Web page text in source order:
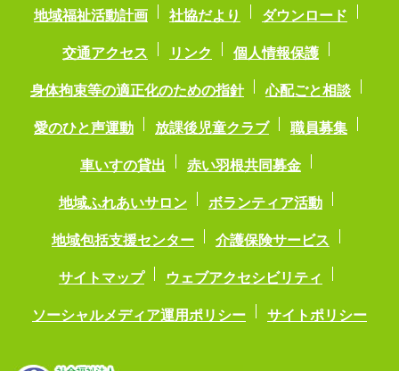
地域福祉活動計画 社協だより ダウンロード
交通アクセス リンク 個人情報保護
身体拘束等の適正化のための指針 心配ごと相談
愛のひと声運動 放課後児童クラブ 職員募集
車いすの貸出 赤い羽根共同募金
地域ふれあいサロン ボランティア活動
地域包括支援センター 介護保険サービス
サイトマップ ウェブアクセシビリティ
ソーシャルメディア運用ポリシー サイトポリシー